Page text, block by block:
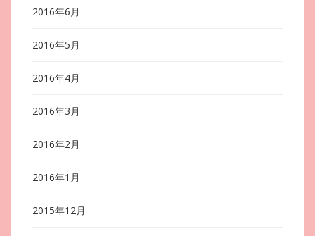
2016年6月
2016年5月
2016年4月
2016年3月
2016年2月
2016年1月
2015年12月